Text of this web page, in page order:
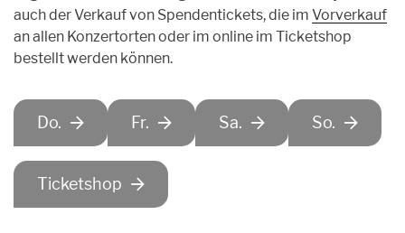
auch der Verkauf von Spendentickets, die im Vorverkauf
an allen Konzertorten oder im online im Ticketshop
bestellt werden können.
Do. Fr. Sa. So.
Ticketshop